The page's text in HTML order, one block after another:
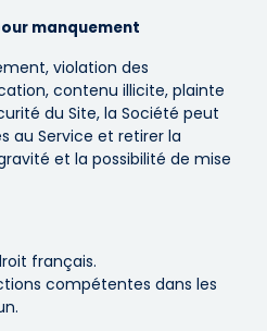
manquement
violation des
contenu illicite, plainte
du Site, la Société peut
au Service et retirer la
et la possibilité de mise
français.
compétentes dans les